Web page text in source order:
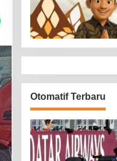
Otomatif Terbaru